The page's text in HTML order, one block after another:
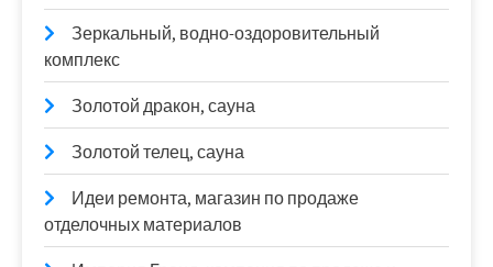
Зеркальный, водно-оздоровительный
комплекс
Золотой дракон, сауна
Золотой телец, сауна
Идеи ремонта, магазин по продаже
отделочных материалов